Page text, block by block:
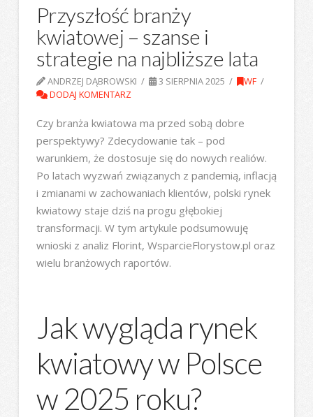
Przyszłość branży
kwiatowej – szanse i
strategie na najbliższe lata
ANDRZEJ DĄBROWSKI 3 SIERPNIA 2025
WF
DODAJ KOMENTARZ
Czy branża kwiatowa ma przed sobą dobre
perspektywy? Zdecydowanie tak – pod
warunkiem, że dostosuje się do nowych realiów.
Po latach wyzwań związanych z pandemią, inflacją
i zmianami w zachowaniach klientów, polski rynek
kwiatowy staje dziś na progu głębokiej
transformacji. W tym artykule podsumowuję
wnioski z analiz Florint, WsparcieFlorystow.pl oraz
wielu branżowych raportów.
Jak wygląda rynek
kwiatowy w Polsce
w 2025 roku?